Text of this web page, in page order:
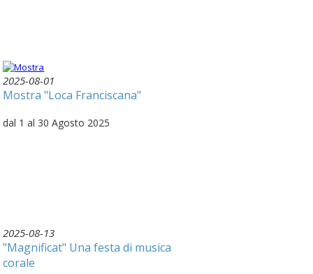
2025-08-01
Mostra "Loca Franciscana"
dal 1 al 30 Agosto 2025
2025-08-13
"Magnificat" Una festa di musica
corale